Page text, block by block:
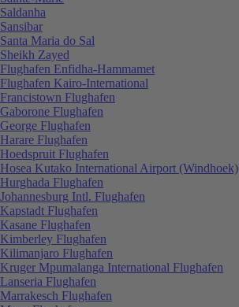
Saldanha
Sansibar
Santa Maria do Sal
Sheikh Zayed
Flughafen Enfidha-Hammamet
Flughafen Kairo-International
Francistown Flughafen
Gaborone Flughafen
George Flughafen
Harare Flughafen
Hoedspruit Flughafen
Hosea Kutako International Airport (Windhoek)
Hurghada Flughafen
Johannesburg Intl. Flughafen
Kapstadt Flughafen
Kasane Flughafen
Kimberley Flughafen
Kilimanjaro Flughafen
Kruger Mpumalanga International Flughafen
Lanseria Flughafen
Marrakesch Flughafen